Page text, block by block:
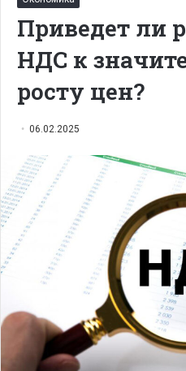
Приведет ли
НДС к
росту цен?
06.02.2025